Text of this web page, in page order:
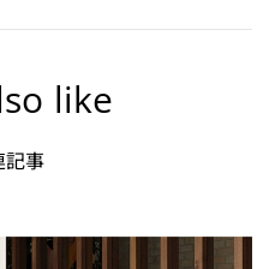
like
記事